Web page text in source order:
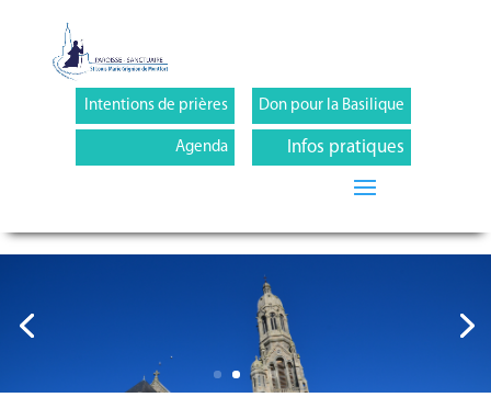
Intentions de prières
Agenda
Don pour la Basilique
Infos pratiques